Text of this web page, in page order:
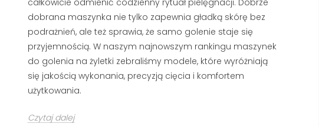
Kupiłeś luksusowe mydło, ale
piana znika z Twojej twarzy w
kilka sekund? W większości
polskich domów problemem
Czytaj dalej
SIERPIEŃ 2026
2957 wyświetlenia
Pierwsze linie na czole i
łapki to nie powód do
ale sygnał, że Twoja
potrzebuje
całkowicie odmienić codzienny rytuał pielęgnacji. Dobrze
dobrana maszynka nie tylko zapewnia gładką skórę bez
podrażnień, ale też sprawia, że samo golenie staje się
przyjemnością. W naszym najnowszym rankingu maszynek
do golenia na żyletki zebraliśmy modele, które wyróżniają
się jakością wykonania, precyzją cięcia i komfortem
użytkowania.
Czytaj dalej